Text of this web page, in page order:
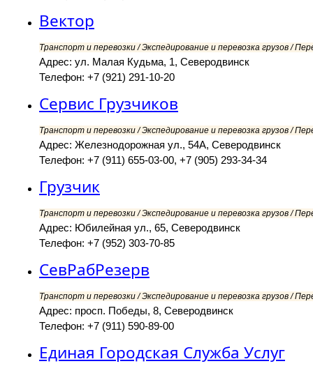
Вектор
Транспорт и перевозки / Экспедирование и перевозка грузов /
Адрес: ул. Малая Кудьма, 1, Северодвинск
Телефон: +7 (921) 291-10-20
Сервис Грузчиков
Транспорт и перевозки / Экспедирование и перевозка грузов /
Адрес: Железнодорожная ул., 54А, Северодвинск
Телефон: +7 (911) 655-03-00, +7 (905) 293-34-34
Грузчик
Транспорт и перевозки / Экспедирование и перевозка грузов /
Адрес: Юбилейная ул., 65, Северодвинск
Телефон: +7 (952) 303-70-85
СевРабРезерв
Транспорт и перевозки / Экспедирование и перевозка грузов /
Адрес: просп. Победы, 8, Северодвинск
Телефон: +7 (911) 590-89-00
Единая Городская Служба Услуг